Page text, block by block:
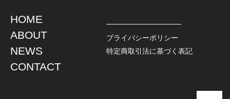
TOPS
L / S SHIRT
S / S SHIRT
HAWAIIAN SHIRT
JACKET
DENIM
LEATHER
HOME
ABOUT
NEWS
CONTACT
プライバシーポリシー
特定商取引法に基づく表記